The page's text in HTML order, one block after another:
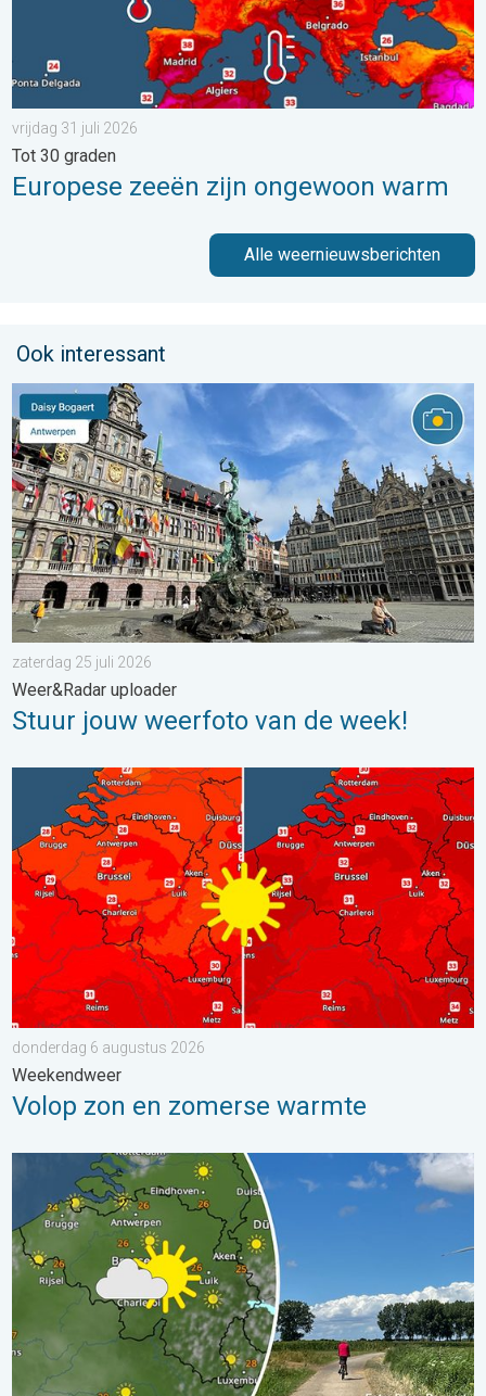
vrijdag 31 juli 2026
Tot 30 graden
Europese zeeën zijn ongewoon warm
Alle weernieuwsberichten
Ook interessant
Stuur jouw weerfoto van de week!. Weer&Radar uploader. . .
zaterdag 25 juli 2026
Weer&Radar uploader
Stuur jouw weerfoto van de week!
Volop zon en zomerse warmte. Weekendweer. . . donderdag
donderdag 6 augustus 2026
Weekendweer
Volop zon en zomerse warmte
Fraai zomerweer om eropuit te trekken. Weekendweer. . .